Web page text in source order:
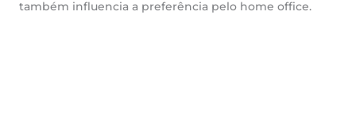
também influencia a preferência pelo home office.